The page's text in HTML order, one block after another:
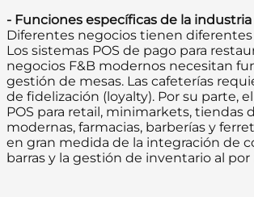
- Funciones específicas de la industria
Diferentes negocios tienen diferentes
Los sistemas POS de pago para
negocios F&B modernos necesitan
gestión de mesas. Las cafeterías
de fidelización (loyalty). Por su parte,
POS para retail, minimarkets, tiendas
modernas, farmacias, barberías y
en gran medida de la integración de
barras y la gestión de inventario al por